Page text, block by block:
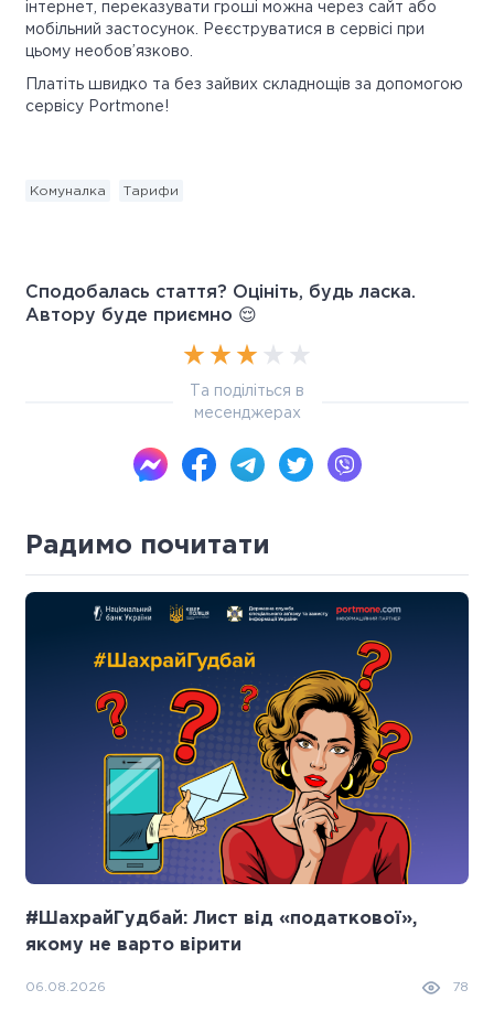
інтернет, переказувати гроші можна через сайт або
мобільний застосунок. Реєструватися в сервісі при
цьому необов’язково.
Платіть швидко та без зайвих складнощів за допомогою
сервісу Portmone!
Комуналка Тарифи
Сподобалась стаття? Оцініть, будь ласка.
Автору буде приємно 😌
Та поділіться в
месенджерах
Радимо почитати
#ШахрайГудбай: Лист від «податкової»,
якому не варто вірити
06.08.2026 78